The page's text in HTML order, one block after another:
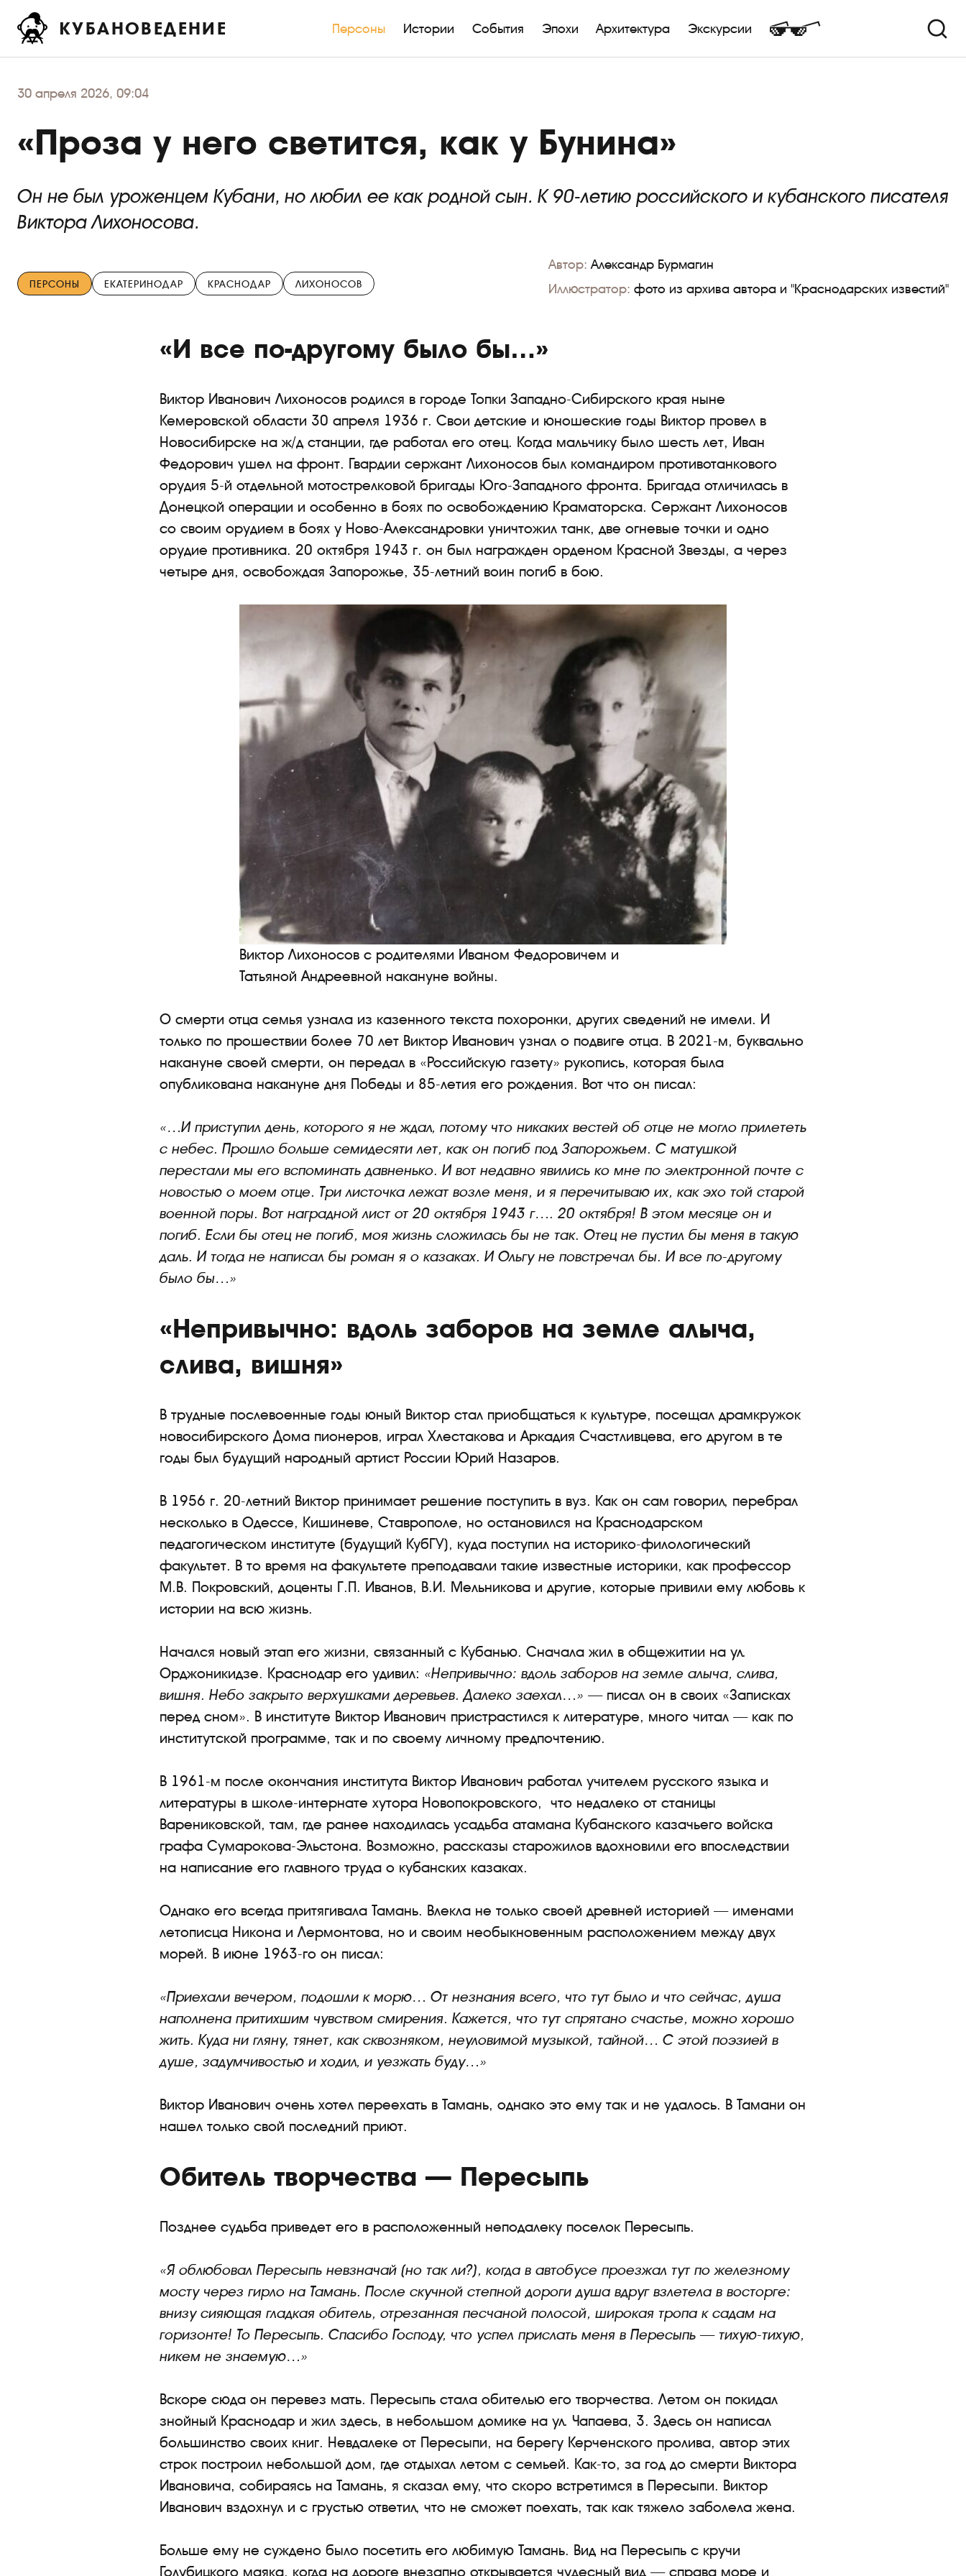
КУБАНОВЕДЕНИЕ Персоны Истории События Эпохи Архитектура Экскурсии
30 апреля 2026, 09:04
«Проза у него светится, как у Бунина»
Он не был уроженцем Кубани, но любил ее как родной сын. К 90-летию российского и кубанского писателя
Виктора Лихоносова.
ПЕРСОНЫ ЕКАТЕРИНОДАР КРАСНОДАР ЛИХОНОСОВ
Автор: Александр Бурмагин
Иллюстратор: фото из архива автора и "Краснодарских известий"
«И все по-другому было бы…»
Виктор Иванович Лихоносов родился в городе Топки Западно-Сибирского края ныне
Кемеровской области 30 апреля 1936 г. Свои детские и юношеские годы Виктор провел в
Новосибирске на ж/д станции, где работал его отец. Когда мальчику было шесть лет, Иван
Федорович ушел на фронт. Гвардии сержант Лихоносов был командиром противотанкового
орудия 5-й отдельной мотострелковой бригады Юго-Западного фронта. Бригада отличилась в
Донецкой операции и особенно в боях по освобождению Краматорска. Сержант Лихоносов
со своим орудием в боях у Ново-Александровки уничтожил танк, две огневые точки и одно
орудие противника. 20 октября 1943 г. он был награжден орденом Красной Звезды, а через
четыре дня, освобождая Запорожье, 35-летний воин погиб в бою.
Виктор Лихоносов с родителями Иваном Федоровичем и
Татьяной Андреевной накануне войны.
О смерти отца семья узнала из казенного текста похоронки, других сведений не имели. И
только по прошествии более 70 лет Виктор Иванович узнал о подвиге отца. В 2021-м, буквально
накануне своей смерти, он передал в «Российскую газету» рукопись, которая была
опубликована накануне дня Победы и 85-летия его рождения. Вот что он писал:
«…И приступил день, которого я не ждал, потому что никаких вестей об отце не могло прилететь
с небес. Прошло больше семидесяти лет, как он погиб под Запорожьем. С матушкой
перестали мы его вспоминать давненько. И вот недавно явились ко мне по электронной почте с
новостью о моем отце. Три листочка лежат возле меня, и я перечитываю их, как эхо той старой
военной поры. Вот наградной лист от 20 октября 1943 г…. 20 октября! В этом месяце он и
погиб. Если бы отец не погиб, моя жизнь сложилась бы не так. Отец не пустил бы меня в такую
даль. И тогда не написал бы роман я о казаках. И Ольгу не повстречал бы. И все по-другому
было бы…»
«Непривычно: вдоль заборов на земле алыча,
слива, вишня»
В трудные послевоенные годы юный Виктор стал приобщаться к культуре, посещал драмкружок
новосибирского Дома пионеров, играл Хлестакова и Аркадия Счастливцева, его другом в те
годы был будущий народный артист России Юрий Назаров.
В 1956 г. 20-летний Виктор принимает решение поступить в вуз. Как он сам говорил, перебрал
несколько в Одессе, Кишиневе, Ставрополе, но остановился на Краснодарском
педагогическом институте (будущий КубГУ), куда поступил на историко-филологический
факультет. В то время на факультете преподавали такие известные историки, как профессор
М.В. Покровский, доценты Г.П. Иванов, В.И. Мельникова и другие, которые привили ему любовь к
истории на всю жизнь.
Начался новый этап его жизни, связанный с Кубанью. Сначала жил в общежитии на ул.
Орджоникидзе. Краснодар его удивил: «Непривычно: вдоль заборов на земле алыча, слива,
вишня. Небо закрыто верхушками деревьев. Далеко заехал…» —писал он в своих «Записках
перед сном». В институте Виктор Иванович пристрастился к литературе, много читал — как по
институтской программе, так и по своему личному предпочтению.
В 1961-м после окончания института Виктор Иванович работал учителем русского языка и
литературы в школе-интернате хутора Новопокровского, что недалеко от станицы
Варениковской, там, где ранее находилась усадьба атамана Кубанского казачьего войска
графа Сумарокова-Эльстона. Возможно, рассказы старожилов вдохновили его впоследствии
на написание его главного труда о кубанских казаках.
Однако его всегда притягивала Тамань. Влекла не только своей древней историей — именами
летописца Никона и Лермонтова, но и своим необыкновенным расположением между двух
морей. В июне 1963-го он писал:
«Приехали вечером, подошли к морю… От незнания всего, что тут было и что сейчас, душа
наполнена притихшим чувством смирения. Кажется, что тут спрятано счастье, можно хорошо
жить. Куда ни гляну, тянет, как сквозняком, неуловимой музыкой, тайной… С этой поэзией в
душе, задумчивостью и ходил, и уезжать буду…»
Виктор Иванович очень хотел переехать в Тамань, однако это ему так и не удалось. В Тамани он
нашел только свой последний приют.
Обитель творчества — Пересыпь
Позднее судьба приведет его в расположенный неподалеку поселок Пересыпь.
«Я облюбовал Пересыпь невзначай (но так ли?), когда в автобусе проезжал тут по железному
мосту через гирло на Тамань. После скучной степной дороги душа вдруг взлетела в восторге:
внизу сияющая гладкая обитель, отрезанная песчаной полосой, широкая тропа к садам на
горизонте! То Пересыпь. Спасибо Господу, что успел прислать меня в Пересыпь — тихую-тихую,
никем не знаемую…»
Вскоре сюда он перевез мать. Пересыпь стала обителью его творчества. Летом он покидал
знойный Краснодар и жил здесь, в небольшом домике на ул. Чапаева, 3. Здесь он написал
большинство своих книг. Невдалеке от Пересыпи, на берегу Керченского пролива, автор этих
строк построил небольшой дом, где отдыхал летом с семьей. Как-то, за год до смерти Виктора
Ивановича, собираясь на Тамань, я сказал ему, что скоро встретимся в Пересыпи. Виктор
Иванович вздохнул и с грустью ответил, что не сможет поехать, так как тяжело заболела жена.
Больше ему не суждено было посетить его любимую Тамань. Вид на Пересыпь с кручи
Голубицкого маяка, когда на дороге внезапно открывается чудесный вид — справа море и